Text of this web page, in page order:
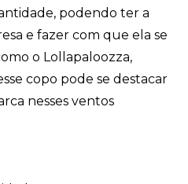
podendo ter a
e fazer com que ela se
o Lollapaloozza,
copo pode se destacar
nesses ventos